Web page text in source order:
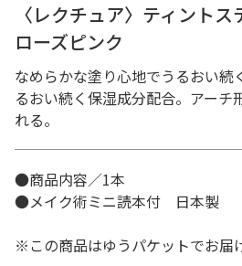
〈レクチュア〉ティント
ローズピンク
なめらかな塗り心地でうるおい続
るおい続く保湿成分配合。アーチ
れる。
●商品内容／1本
●メイク術ミニ読本付 日本製
※この商品はゆうパケットでお届